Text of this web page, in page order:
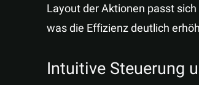
Layout der Aktionen passt
was die Effizienz deutlich
Intuitive Steuerung